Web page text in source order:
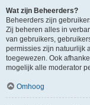
Wat zijn Beheerders?
Beheerders zijn
Zij beheren alles in
van gebruikers,
permissies zijn natuurlijk
toegewezen. Ook
mogelijk alle moderator
Omhoog